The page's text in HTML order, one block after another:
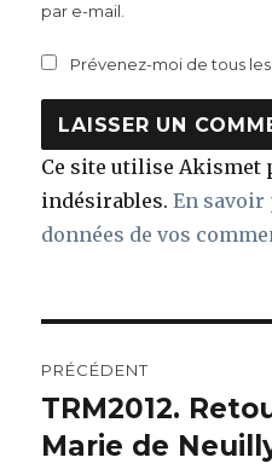
par e-mail.
Prévenez-moi de tous
Ce site utilise Akismet
indésirables.En savoir
données de vos
de
l’article
PRÉCÉDENT
Article
précédent :
TRM2012.
Marie de